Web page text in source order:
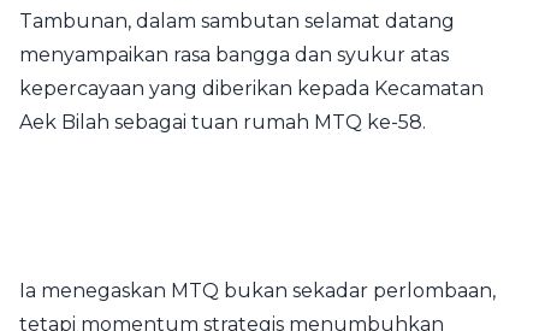
Tambunan, dalam sambutan selamat datang
menyampaikan rasa bangga dan syukur atas
kepercayaan yang diberikan kepada Kecamatan
Aek Bilah sebagai tuan rumah MTQ ke-58.
Ia menegaskan MTQ bukan sekadar perlombaan,
tetapi momentum strategis menumbuhkan